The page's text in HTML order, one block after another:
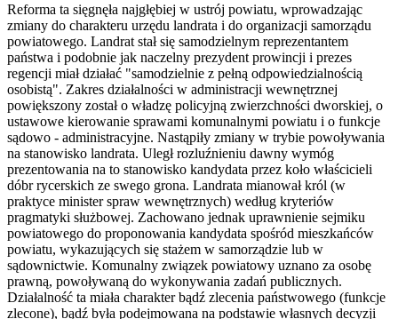
Reforma ta sięgnęła najgłębiej w ustrój powiatu, wprowadzając
zmiany do charakteru urzędu landrata i do organizacji samorządu
powiatowego. Landrat stał się samodzielnym reprezentantem
państwa i podobnie jak naczelny prezydent prowincji i prezes
regencji miał działać "samodzielnie z pełną odpowiedzialnością
osobistą". Zakres działalności w administracji wewnętrznej
powiększony został o władzę policyjną zwierzchności dworskiej, o
ustawowe kierowanie sprawami komunalnymi powiatu i o funkcje
sądowo - administracyjne. Nastąpiły zmiany w trybie powoływania
na stanowisko landrata. Uległ rozluźnieniu dawny wymóg
prezentowania na to stanowisko kandydata przez koło właścicieli
dóbr rycerskich ze swego grona. Landrata mianował król (w
praktyce minister spraw wewnętrznych) według kryteriów
pragmatyki służbowej. Zachowano jednak uprawnienie sejmiku
powiatowego do proponowania kandydata spośród mieszkańców
powiatu, wykazujących się stażem w samorządzie lub w
sądownictwie. Komunalny związek powiatowy uznano za osobę
prawną, powoływaną do wykonywania zadań publicznych.
Działalność ta miała charakter bądź zlecenia państwowego (funkcje
zlecone), bądź była podejmowana na podstawie własnych decyzji